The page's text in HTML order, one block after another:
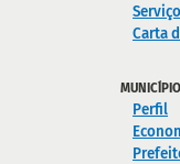
Carta
Perfil